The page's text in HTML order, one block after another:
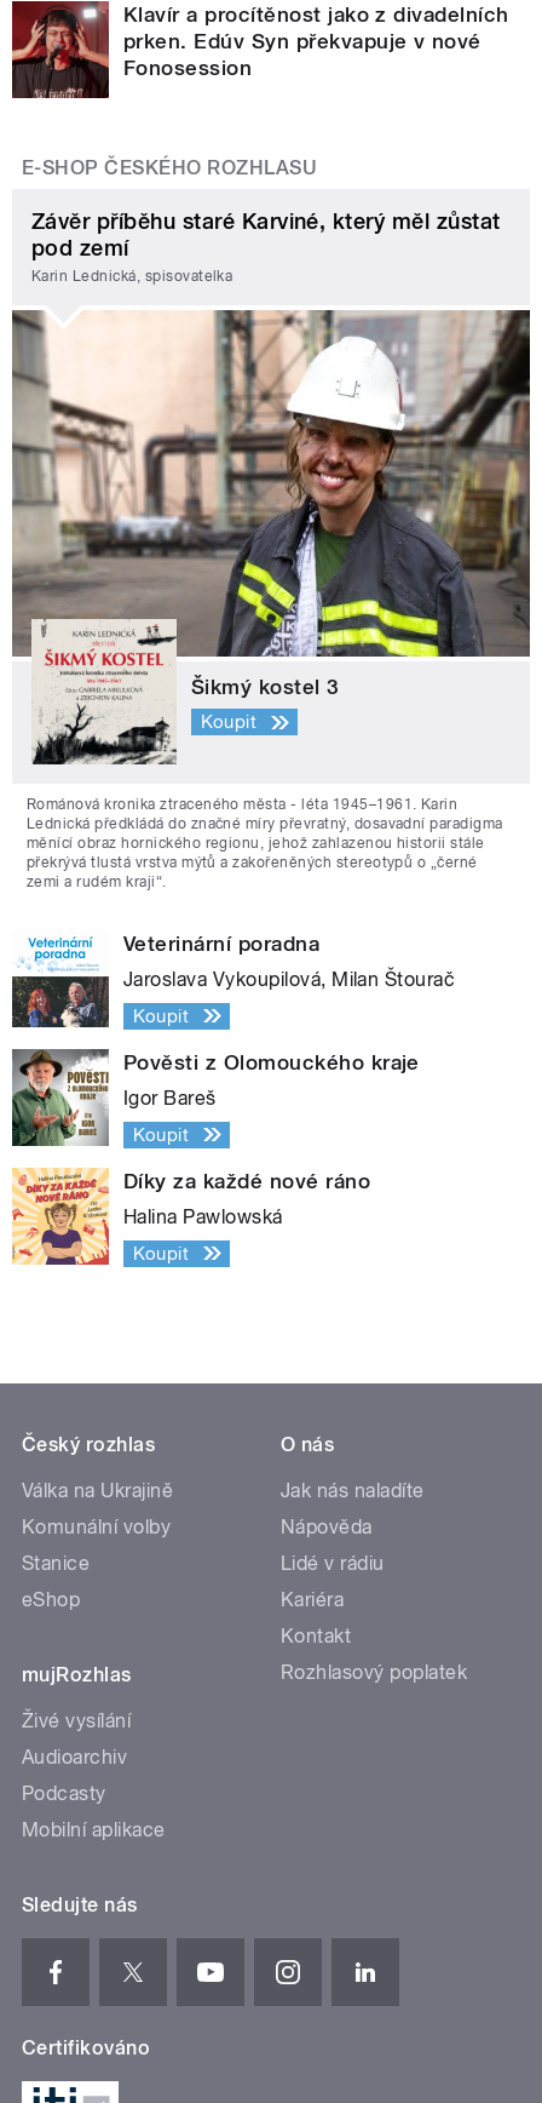
Klavír a procítěnost jako z divadelních
prken. Edúv Syn překvapuje v nové
Fonosession
E-SHOP ČESKÉHO ROZHLASU
Závěr příběhu staré Karviné, který měl zůstat
pod zemí
Karin Lednická, spisovatelka
Šikmý kostel 3
Koupit
Románová kronika ztraceného města - léta 1945–1961. Karin
Lednická předkládá do značné míry převratný, dosavadní paradigma
měnící obraz hornického regionu, jehož zahlazenou historii stále
překrývá tlustá vrstva mýtů a zakořeněných stereotypů o „černé
zemi a rudém kraji“.
Veterinární poradna
Jaroslava Vykoupilová, Milan Štourač
Koupit
Pověsti z Olomouckého kraje
Igor Bareš
Koupit
Díky za každé nové ráno
Halina Pawlowská
Koupit
Český rozhlas
Válka na Ukrajině
Komunální volby
Stanice
eShop
mujRozhlas
Živé vysílání
Audioarchiv
Podcasty
Mobilní aplikace
O nás
Jak nás naladíte
Nápověda
Lidé v rádiu
Kariéra
Kontakt
Rozhlasový poplatek
Sledujte nás
Certifikováno